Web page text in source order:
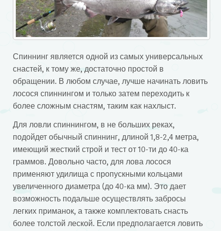
Спиннинг является одной из самых универсальных
снастей, к тому же, достаточно простой в
обращении. В любом случае, лучше начинать ловить
лосося спиннингом и только затем переходить к
более сложным снастям, таким как нахлыст.
Для ловли спиннингом, в не больших реках,
подойдет обычный спиннинг, длиной 1,8-2,4 метра,
имеющий жесткий строй и тест от 10-ти до 40-ка
граммов. Довольно часто, для лова лосося
применяют удилища с пропускными кольцами
увеличенного диаметра (до 40-ка мм). Это дает
возможность подальше осуществлять забросы
легких приманок, а также комплектовать снасть
более толстой леской. Если предполагается ловить